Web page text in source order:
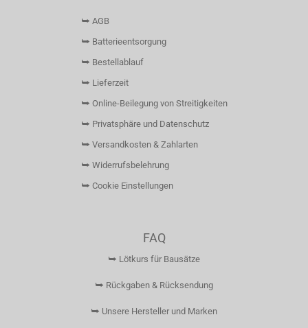
⮩ AGB
⮩ Batterieentsorgung
⮩ Bestellablauf
⮩ Lieferzeit
⮩ Online-Beilegung von Streitigkeiten
⮩ Privatsphäre und Datenschutz
⮩ Versandkosten & Zahlarten
⮩ Widerrufsbelehrung
⮩ Cookie Einstellungen
FAQ
⮩ Lötkurs für Bausätze
⮩ Rückgaben & Rücksendung
⮩ Unsere Hersteller und Marken